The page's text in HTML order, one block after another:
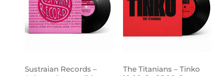
Sustraian Records –
The Titanians – Tinko